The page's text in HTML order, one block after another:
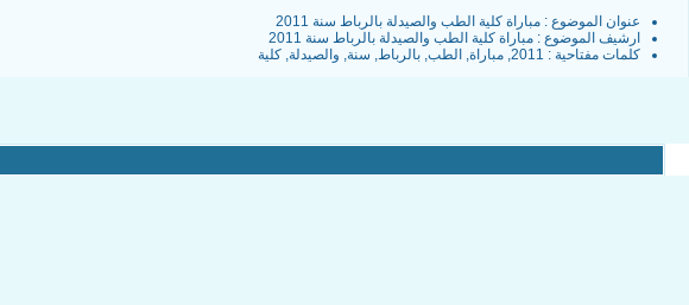
عنوان الموضوع : مباراة كلية الطب والصيدلة بالرباط سنة 2011
ارشيف الموضوع : مباراة كلية الطب والصيدلة بالرباط سنة 2011
كلمات مفتاحية : 2011
, مباراة, الطب, بالرباط, سنة, والصيدلة, كلية